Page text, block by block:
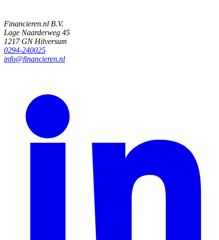
Financieren.nl B.V.
Lage Naarderweg 45
1217 GN Hilversum
0294-240025
info@financieren.nl